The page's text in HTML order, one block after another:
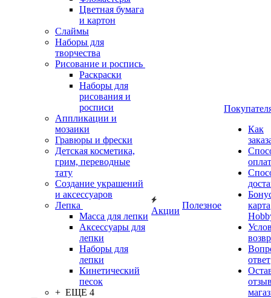
Цветная бумага
и картон
Слаймы
Наборы для
творчества
Рисование и роспись
Раскраски
Наборы для
рисования и
росписи
Аппликации и
мозаики
Гравюры и фрески
Детская косметика,
грим, переводные
тату
Создание украшений
и аксессуаров
Лепка
Масса для лепки
Аксессуары для
лепки
Наборы для
лепки
Кинетический
песок
+ ЕЩЕ 4
Акции
Полезное
Как
карта
ответ